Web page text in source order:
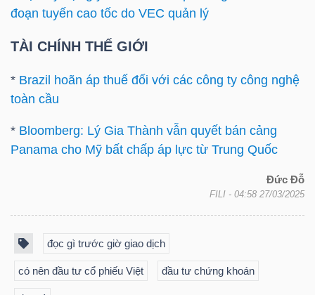
đoạn tuyến cao tốc do VEC quản lý
TÀI CHÍNH THẾ GIỚI
* Brazil hoãn áp thuế đối với các công ty công nghệ
toàn cầu
* Bloomberg: Lý Gia Thành vẫn quyết bán cảng
Panama cho Mỹ bất chấp áp lực từ Trung Quốc
Đức Đỗ
FILI - 04:58 27/03/2025
đọc gì trước giờ giao dịch
có nên đầu tư cổ phiếu Việt đầu tư chứng khoán
cụ
đầu
tài
chính